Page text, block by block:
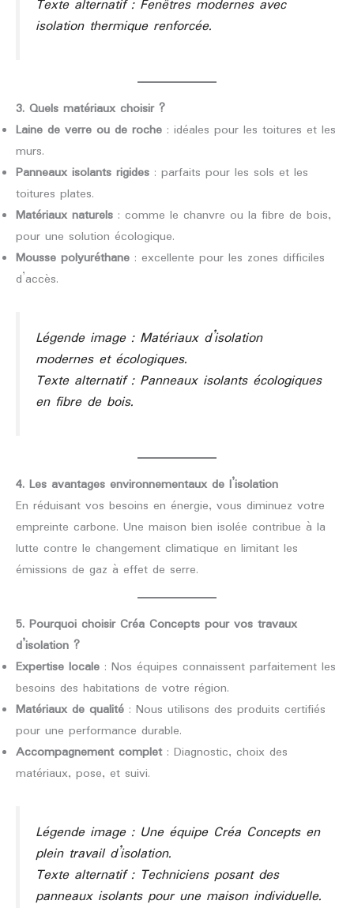
Texte alternatif : Fenêtres modernes avec
isolation thermique renforcée.
3. Quels matériaux choisir ?
Laine de verre ou de roche : idéales pour les toitures et les
murs.
Panneaux isolants rigides : parfaits pour les sols et les
toitures plates.
Matériaux naturels : comme le chanvre ou la fibre de bois,
pour une solution écologique.
Mousse polyuréthane : excellente pour les zones difficiles
d’accès.
Légende image : Matériaux d’isolation
modernes et écologiques.
Texte alternatif : Panneaux isolants écologiques
en fibre de bois.
4. Les avantages environnementaux de l’isolation
En réduisant vos besoins en énergie, vous diminuez votre
empreinte carbone. Une maison bien isolée contribue à la
lutte contre le changement climatique en limitant les
émissions de gaz à effet de serre.
5. Pourquoi choisir Créa Concepts pour vos travaux
d’isolation ?
Expertise locale : Nos équipes connaissent parfaitement les
besoins des habitations de votre région.
Matériaux de qualité : Nous utilisons des produits certifiés
pour une performance durable.
Accompagnement complet: Diagnostic, choix des
matériaux, pose, et suivi.
Légende image : Une équipe Créa Concepts en
plein travail d’isolation.
Texte alternatif : Techniciens posant des
panneaux isolants pour une maison individuelle.